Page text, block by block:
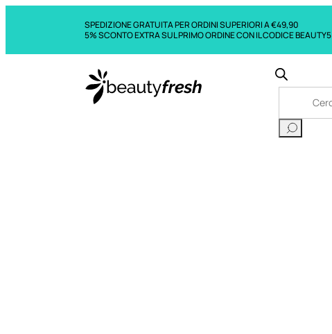
SPEDIZIONE GRATUITA PER ORDINI SUPERIORI A €49,90
5% SCONTO EXTRA SUL PRIMO ORDINE CON IL CODICE BEAUTY5